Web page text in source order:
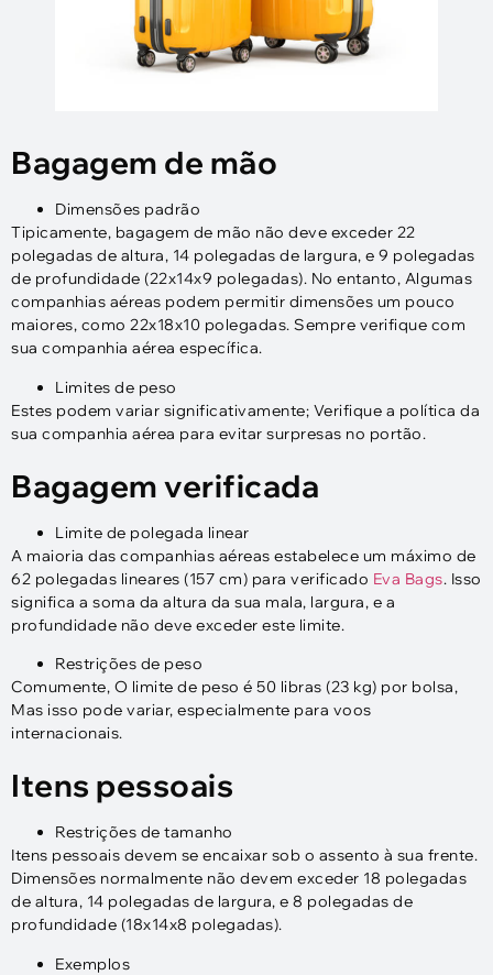
Bagagem de mão
Dimensões padrão
Tipicamente, bagagem de mão não deve exceder 22
polegadas de altura, 14 polegadas de largura, e 9 polegadas
de profundidade (22x14x9 polegadas). No entanto, Algumas
companhias aéreas podem permitir dimensões um pouco
maiores, como 22x18x10 polegadas. Sempre verifique com
sua companhia aérea específica.
Limites de peso
Estes podem variar significativamente; Verifique a política da
sua companhia aérea para evitar surpresas no portão.
Bagagem verificada
Limite de polegada linear
A maioria das companhias aéreas estabelece um máximo de
62 polegadas lineares (157 cm) para verificado Eva Bags. Isso
significa a soma da altura da sua mala, largura, e a
profundidade não deve exceder este limite.
Restrições de peso
Comumente, O limite de peso é 50 libras (23 kg) por bolsa,
Mas isso pode variar, especialmente para voos
internacionais.
Itens pessoais
Restrições de tamanho
Itens pessoais devem se encaixar sob o assento à sua frente.
Dimensões normalmente não devem exceder 18 polegadas
de altura, 14 polegadas de largura, e 8 polegadas de
profundidade (18x14x8 polegadas).
Exemplos